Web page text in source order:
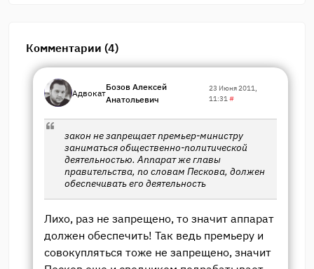
Комментарии (4)
Адвокат
Бозов Алексей
Анатольевич
23 Июня 2011,
11:31#
закон не запрещает премьер-министру
заниматься общественно-политической
деятельностью. Аппарат же главы
правительства, по словам Пескова, должен
обеспечивать его деятельность
Лихо, раз не запрещено, то значит аппарат
должен обеспечить! Так ведь премьеру и
совокупляться тоже не запрещено, значит